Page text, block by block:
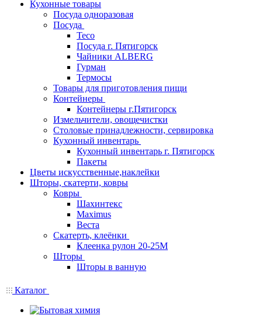
Кухонные товары
Посуда одноразовая
Посуда
Teco
Посуда г. Пятигорск
Чайники ALBERG
Гурман
Термосы
Товары для приготовления пищи
Контейнеры
Контейнеры г.Пятигорск
Измельчители, овощечистки
Столовые принадлежности, сервировка
Кухонный инвентарь
Кухонный инвентарь г. Пятигорск
Пакеты
Цветы искусственные,наклейки
Шторы, скатерти, ковры
Ковры
Шахинтекс
Maximus
Веста
Скатерть, клеёнки
Клеенка рулон 20-25М
Шторы
Шторы в ванную
Каталог